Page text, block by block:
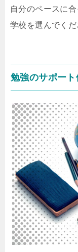
自分のペースに
学校を選んでくだ
勉強のサポー